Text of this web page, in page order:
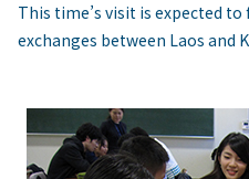
This time’s visit is expected
exchanges between Laos and